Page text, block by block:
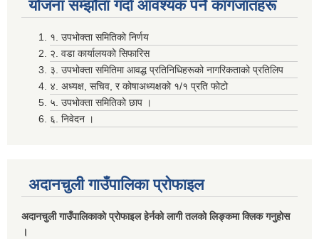
योजना सम्झाैता गर्दा आवश्यक पर्ने कागजातहरू
१. उपभोक्ता समितिको निर्णय
२. वडा कार्यालयको सिफारिस
३. उपभोक्ता समितिमा आवद्ध प्रतिनिधिहरूको नागरिकताको प्रतिलिप
४. अध्यक्ष, सचिव, र कोषाअध्यक्षको १/१ प्रति फोटो
५. उपभोक्ता समितिको छाप ।
६. निवेदन ।
अदानचुली गाउँपालिका प्राेफाइल
अदानचुली गाउँपालिकाकाे प्राेफाइल हेर्नकाे लागी तलकाे लिङ्कमा क्लिक गनुहाेस
।